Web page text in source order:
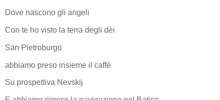
Dove nascono gli angeli
Con te ho visto la terra degli dèi
San Pietroburgo
abbiamo preso insieme il caffè
Su prospettiva Nevskij